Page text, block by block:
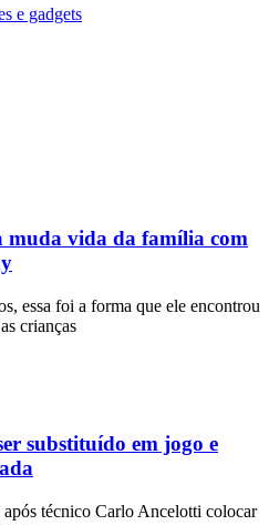
e gadgets
vida da família com
essa foi a forma que ele encontrou
crianças
substituído em jogo e
técnico Carlo Ancelotti colocar